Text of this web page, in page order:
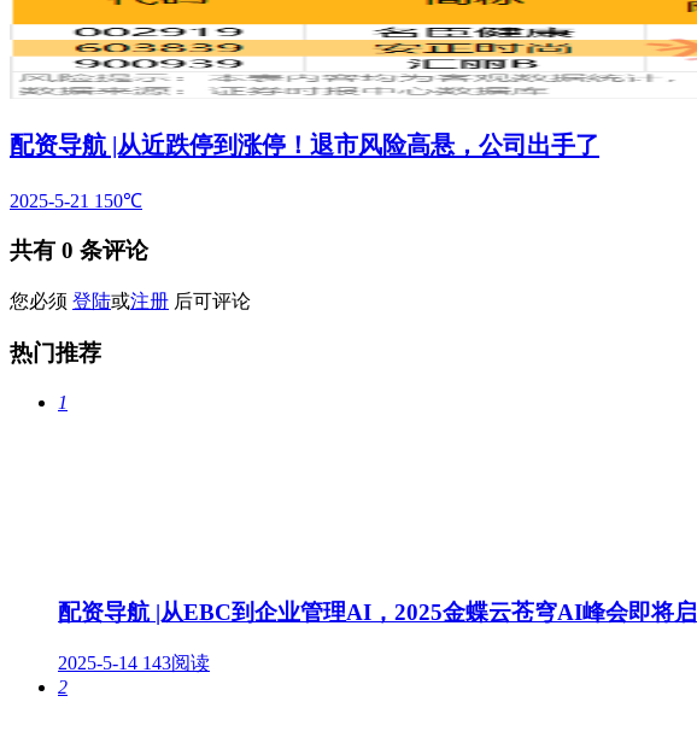
配资导航 |从近跌停到涨停！退市风险高悬，公司出手了
2025-5-21 150℃
共有 0 条评论
您必须 登陆或注册 后可评论
热门推荐
1
配资导航 |从EBC到企业管理AI，2025金蝶云苍穹AI峰会即将
2025-5-14 143阅读
2